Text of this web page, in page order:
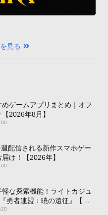
見る
ゲームアプリまとめ｜オフ
2026年8月】
週配信される新作スマホゲー
け！【2026年】
な探索機能！ライトカジュ
勇者連盟：暁の遠征』【最